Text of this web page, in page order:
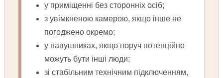
у приміщенні без сторонніх осіб;
з увімкненою камерою, якщо інше не
погоджено окремо;
у навушниках, якщо поруч потенційно
можуть бути інші люди;
зі стабільним технічним підключенням,